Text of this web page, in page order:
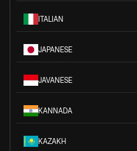
ITALIAN
JAPANESE
JAVANESE
KANNADA
KAZAKH